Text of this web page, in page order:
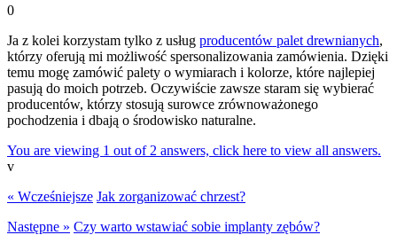
0
Ja z kolei korzystam tylko z usług producentów palet drewnianych,
którzy oferują mi możliwość spersonalizowania zamówienia. Dzięki
temu mogę zamówić palety o wymiarach i kolorze, które najlepiej
pasują do moich potrzeb. Oczywiście zawsze staram się wybierać
producentów, którzy stosują surowce zrównoważonego
pochodzenia i dbają o środowisko naturalne.
You are viewing 1 out of 2 answers, click here to view all answers.
v
« Wcześniejsze Jak zorganizować chrzest?
Następne » Czy warto wstawiać sobie implanty zębów?